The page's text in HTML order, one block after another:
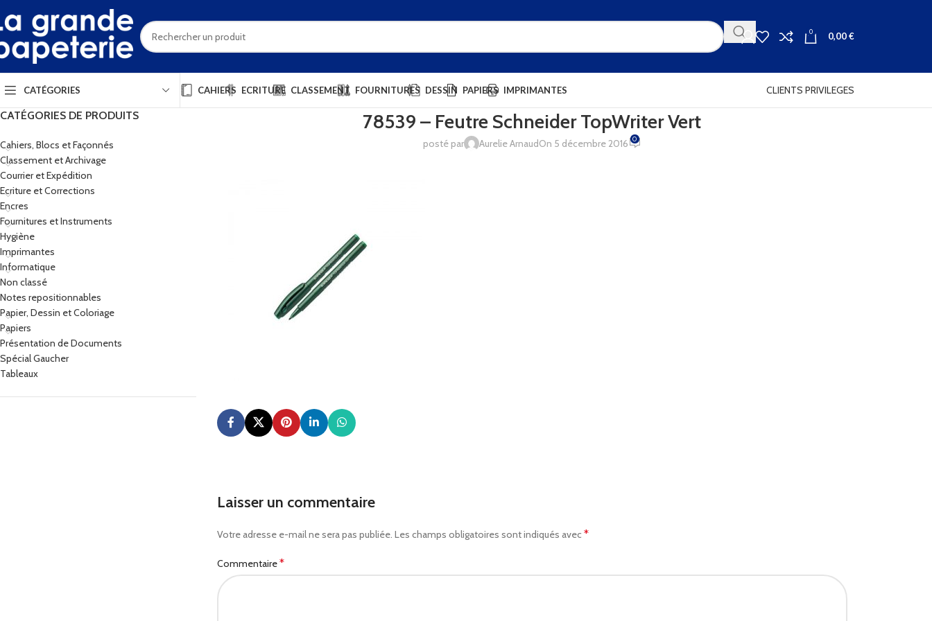
0 0,00€
CATÉGORIES CAHIERS ECRITURE CLASSEMENT FOURNITURES DESSIN PAPIERS IMPRIMANTES CLIENTS PRIVILEGES
CATÉGORIES DE PRODUITS
Cahiers, Blocs et Façonnés
Classement et Archivage
Courrier et Expédition
Ecriture et Corrections
Encres
Fournitures et Instruments
Hygiène
Imprimantes
Informatique
Non classé
Notes repositionnables
Papier, Dessin et Coloriage
Papiers
Présentation de Documents
Spécial Gaucher
Tableaux
78539 – Feutre Schneider TopWriter Vert
posté par Aurelie ArnaudOn 5 décembre 2016 0
Laisser un commentaire
Votre adresse e-mail ne sera pas publiée. Les champs obligatoires sont indiqués avec *
Commentaire*